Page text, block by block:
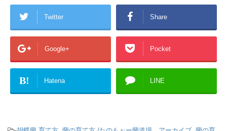
Twitter Share
Google+ Pocket
B! Hatena LINE